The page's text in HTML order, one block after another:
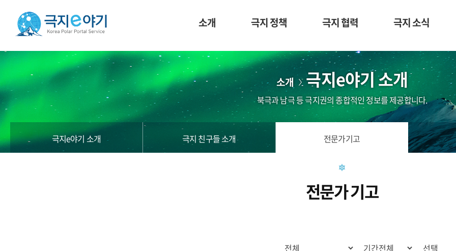
소개 극지 정책 극지 협력 극지 소식
소개 극지e야기 소개
북극과 남극 등 극지권의 종합적인 정보를 제공합니다.
극지e야기 소개 극지 친구들 소개 전문가기고
전문가 기고